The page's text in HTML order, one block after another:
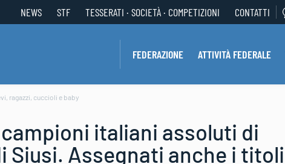
NEWS STF TESSERATI · SOCIETÀ · COMPETIZIONI CONTATTI
FEDERAZIONE ATTIVITÀ FEDERALE
ragazzi, cuccioli e baby
italiani assoluti di
Siusi. Assegnati anche i titoli